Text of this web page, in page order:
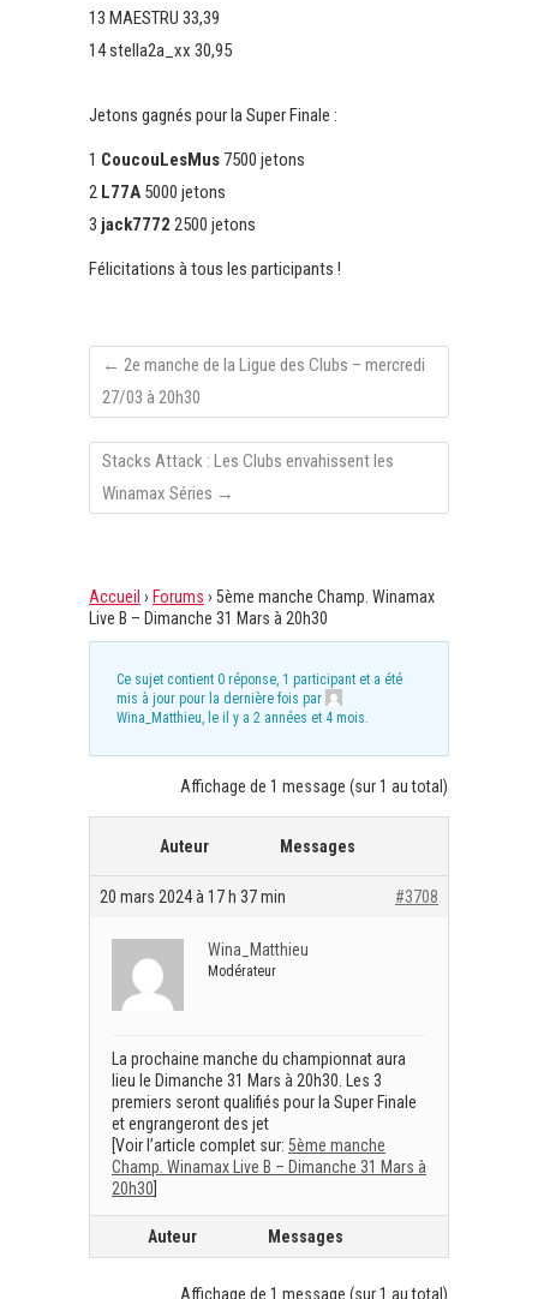
13 MAESTRU 33,39
14 stella2a_xx 30,95
Jetons gagnés pour la Super Finale :
1 CoucouLesMus 7500 jetons
2 L77A 5000 jetons
3 jack7772 2500 jetons
Félicitations à tous les participants !
← 2e manche de la Ligue des Clubs – mercredi
27/03 à 20h30
Stacks Attack : Les Clubs envahissent les
Winamax Séries →
Accueil › Forums › 5ème manche Champ. Winamax
Live B – Dimanche 31 Mars à 20h30
Ce sujet contient 0 réponse, 1 participant et a été
mis à jour pour la dernière fois par
Wina_Matthieu, le il y a 2 années et 4 mois.
Affichage de 1 message (sur 1 au total)
Auteur Messages
20 mars 2024 à 17 h 37 min #3708
Wina_Matthieu
Modérateur
La prochaine manche du championnat aura
lieu le Dimanche 31 Mars à 20h30. Les 3
premiers seront qualifiés pour la Super Finale
et engrangeront des jet
[Voir l’article complet sur: 5ème manche
Champ. Winamax Live B – Dimanche 31 Mars à
20h30
Auteur Messages
Affichage de 1 message (sur 1 au total)